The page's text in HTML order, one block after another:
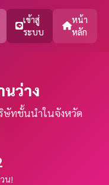
เข้าสู่
ระบบ
หน้า
หลัก
ว่าง
ษัทชั้นนำในจังหวัด
น!